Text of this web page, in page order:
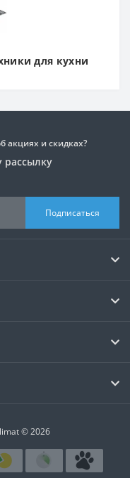
для кухни
акциях и скидках?
Подписаться
© 2026